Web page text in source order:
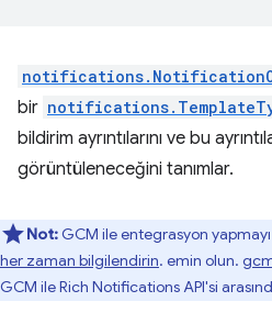
bir
bildirim ayrıntılarını ve bu
görüntüleneceğini tanımlar.
Not: GCM ile entegrasyon
her zaman bilgilendirin. emin olun.
GCM ile Rich Notifications API'si